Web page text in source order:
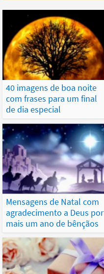
40 imagens de boa noite
com frases para um final
de dia especial
Mensagens de Natal com
agradecimento a Deus por
mais um ano de bênçãos